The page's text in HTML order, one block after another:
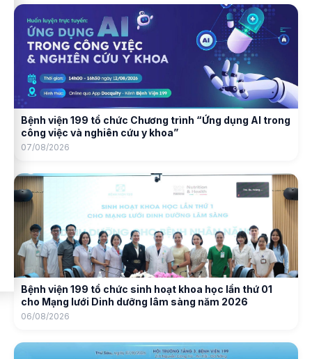
Bệnh viện 199 tổ chức Chương trình “Ứng dụng AI trong
công việc và nghiên cứu y khoa”
07/08/2026
Bệnh viện 199 tổ chức sinh hoạt khoa học lần thứ 01
cho Mạng lưới Dinh dưỡng lâm sàng năm 2026
06/08/2026